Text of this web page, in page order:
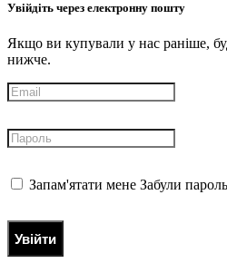
Увійдіть через електронну пошту
Якщо ви купували у нас раніше,
нижче.
Запам'ятати мене Забули
Увійти